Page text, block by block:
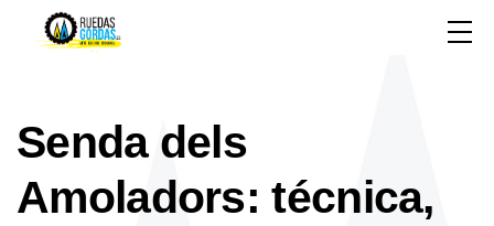
Senda dels
Amoladors: técnica,